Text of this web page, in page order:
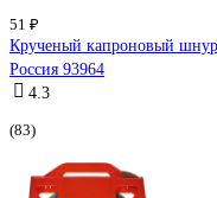
51 ₽
Крученый капроновый
Россия 93964
4.3
(83)